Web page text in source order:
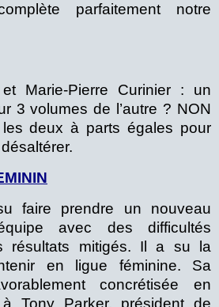
parfaitement notre
Marie-Pierre Curinier : un
3 volumes de l’autre ? NON
deux à parts égales pour
faire prendre un nouveau
avec des difficultés
résultats mitigés. Il a su la
en ligue féminine. Sa
concrétisée en
Tony Parker, président de